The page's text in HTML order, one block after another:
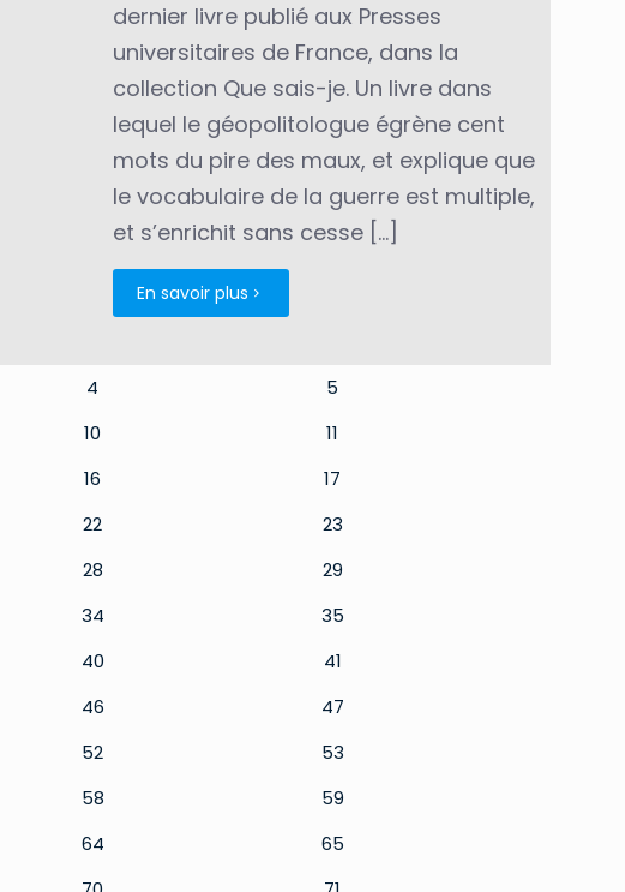
dernier livre publié aux Presses
universitaires de France, dans la
collection Que sais-je. Un livre dans
lequel le géopolitologue égrène cent
mots du pire des maux, et explique que
le vocabulaire de la guerre est multiple,
et s’enrichit sans cesse […]
En savoir plus
4
5
10
11
16
17
22
23
28
29
34
35
40
41
46
47
52
53
58
59
64
65